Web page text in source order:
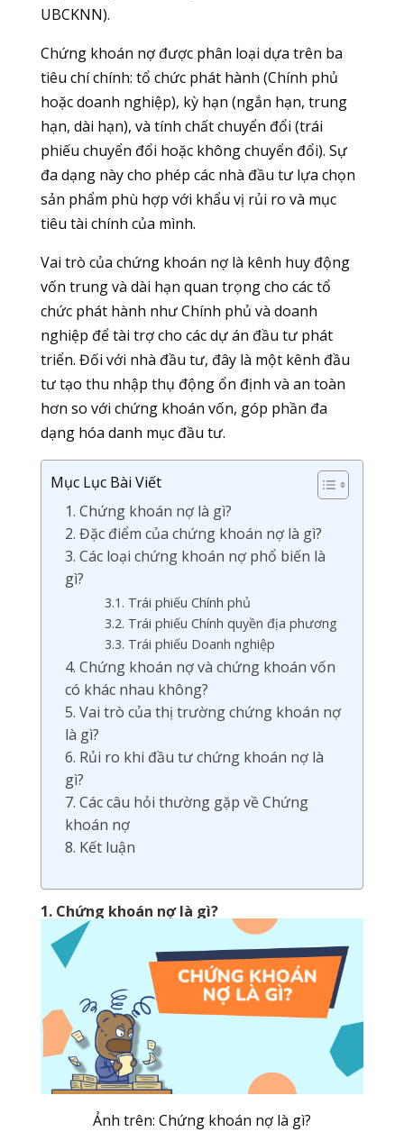
UBCKNN).
Chứng khoán nợ được phân loại dựa trên ba
tiêu chí chính: tổ chức phát hành (Chính phủ
hoặc doanh nghiệp), kỳ hạn (ngắn hạn, trung
hạn, dài hạn), và tính chất chuyển đổi (trái
phiếu chuyển đổi hoặc không chuyển đổi). Sự
đa dạng này cho phép các nhà đầu tư lựa chọn
sản phẩm phù hợp với khẩu vị rủi ro và mục
tiêu tài chính của mình.
Vai trò của chứng khoán nợ là kênh huy động
vốn trung và dài hạn quan trọng cho các tổ
chức phát hành như Chính phủ và doanh
nghiệp để tài trợ cho các dự án đầu tư phát
triển. Đối với nhà đầu tư, đây là một kênh đầu
tư tạo thu nhập thụ động ổn định và an toàn
hơn so với chứng khoán vốn, góp phần đa
dạng hóa danh mục đầu tư.
Mục Lục Bài Viết
1. Chứng khoán nợ là gì?
2. Đặc điểm của chứng khoán nợ là gì?
3. Các loại chứng khoán nợ phổ biến là
gì?
3.1. Trái phiếu Chính phủ
3.2. Trái phiếu Chính quyền địa phương
3.3. Trái phiếu Doanh nghiệp
4. Chứng khoán nợ và chứng khoán vốn
có khác nhau không?
5. Vai trò của thị trường chứng khoán nợ
là gì?
6. Rủi ro khi đầu tư chứng khoán nợ là
gì?
7. Các câu hỏi thường gặp về Chứng
khoán nợ
8. Kết luận
1. Chứng khoán nợ là gì?
Ảnh trên: Chứng khoán nợ là gì?